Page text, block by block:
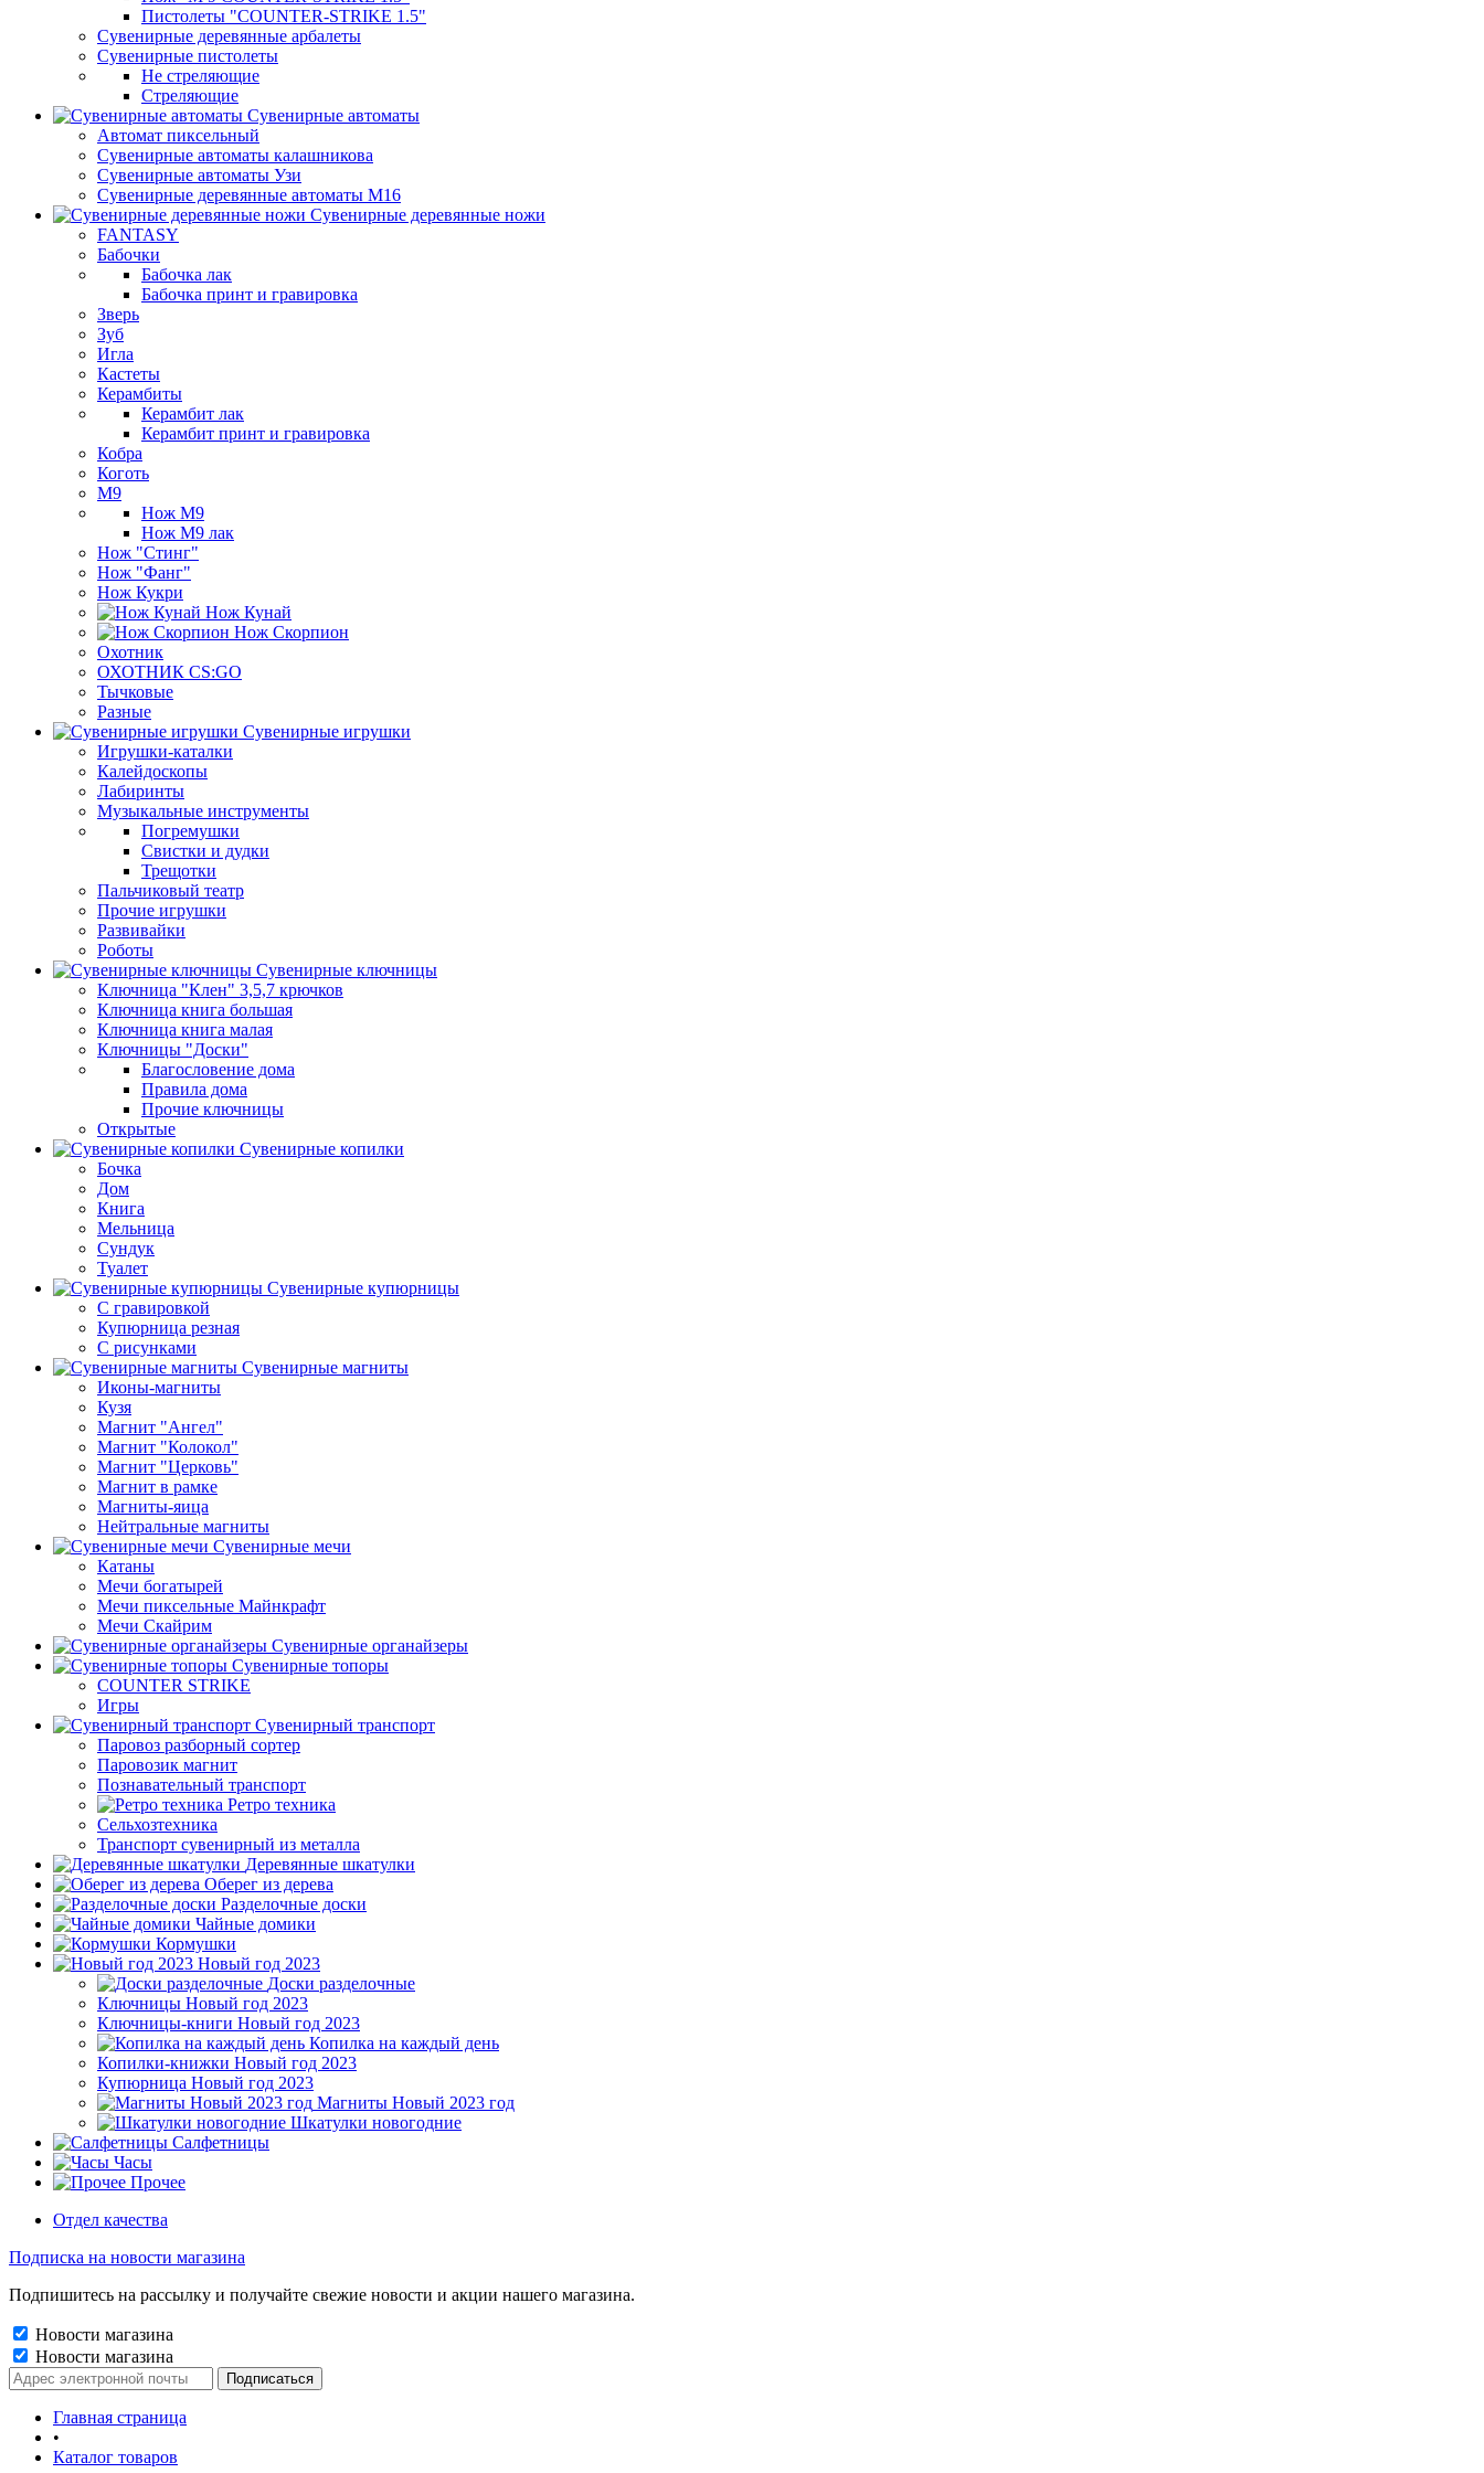
Пистолеты "COUNTER-STRIKE 1.5"
Сувенирные деревянные арбалеты
Сувенирные пистолеты
Не стреляющие
Стреляющие
Сувенирные автоматы
Автомат пиксельный
Сувенирные автоматы калашникова
Сувенирные автоматы Узи
Сувенирные деревянные автоматы М16
Сувенирные деревянные ножи
FANTASY
Бабочки
Бабочка лак
Бабочка принт и гравировка
Зверь
Зуб
Игла
Кастеты
Керамбиты
Керамбит лак
Керамбит принт и гравировка
Кобра
Коготь
М9
Нож М9
Нож М9 лак
Нож "Стинг"
Нож "Фанг"
Нож Кукри
Нож Кунай
Нож Скорпион
Охотник
ОХОТНИК CS:GO
Тычковые
Разные
Сувенирные игрушки
Игрушки-каталки
Калейдоскопы
Лабиринты
Музыкальные инструменты
Погремушки
Свистки и дудки
Трещотки
Пальчиковый театр
Прочие игрушки
Развивайки
Роботы
Сувенирные ключницы
Ключница "Клен" 3,5,7 крючков
Ключница книга большая
Ключница книга малая
Ключницы "Доски"
Благословение дома
Правила дома
Прочие ключницы
Открытые
Сувенирные копилки
Бочка
Дом
Книга
Мельница
Сундук
Туалет
Сувенирные купюрницы
C гравировкой
Купюрница резная
С рисунками
Сувенирные магниты
Иконы-магниты
Кузя
Магнит "Ангел"
Магнит "Колокол"
Магнит "Церковь"
Магнит в рамке
Магниты-яица
Нейтральные магниты
Сувенирные мечи
Катаны
Мечи богатырей
Мечи пиксельные Майнкрафт
Мечи Скайрим
Сувенирные органайзеры
Сувенирные топоры
COUNTER STRIKE
Игры
Сувенирный транспорт
Паровоз разборный сортер
Паровозик магнит
Познавательный транспорт
Ретро техника
Сельхозтехника
Транспорт сувенирный из металла
Деревянные шкатулки
Оберег из дерева
Разделочные доски
Чайные домики
Кормушки
Новый год 2023
Доски разделочные
Ключницы Новый год 2023
Ключницы-книги Новый год 2023
Копилка на каждый день
Копилки-книжки Новый год 2023
Купюрница Новый год 2023
Магниты Новый 2023 год
Шкатулки новогодние
Салфетницы
Часы
Прочее
Отдел качества
Подписка на новости магазина
Подпишитесь на рассылку и получайте свежие новости и акции нашего магазина.
Новости магазина
Новости магазина
Главная страница
•
Каталог товаров